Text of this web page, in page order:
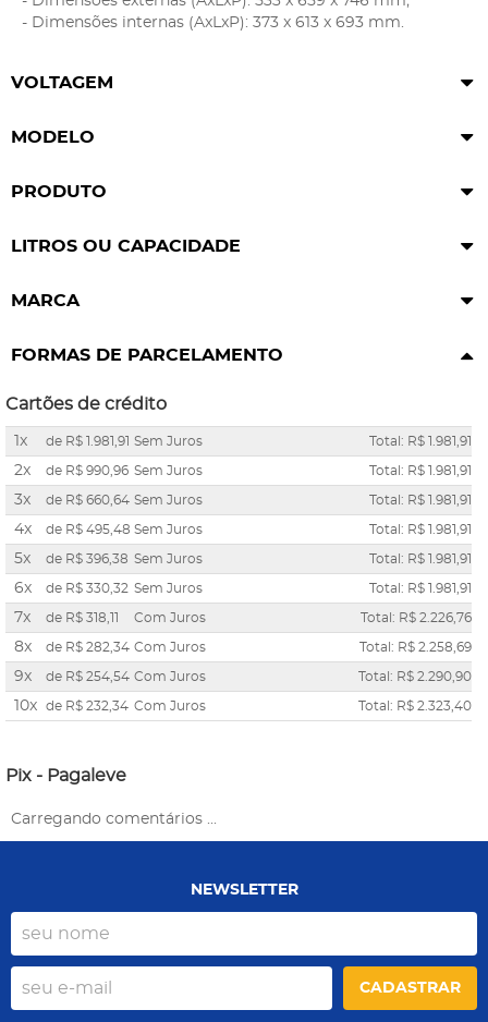
- Dimensões internas (AxLxP): 373 x 613 x 693 mm.
VOLTAGEM
MODELO
PRODUTO
LITROS OU CAPACIDADE
MARCA
FORMAS DE PARCELAMENTO
Cartões de crédito
1x de R$ 1.981,91 Sem Juros Total: R$ 1.981,91
2x de R$ 990,96 Sem Juros Total: R$ 1.981,91
3x de R$ 660,64 Sem Juros Total: R$ 1.981,91
4x de R$ 495,48 Sem Juros Total: R$ 1.981,91
5x de R$ 396,38 Sem Juros Total: R$ 1.981,91
6x de R$ 330,32 Sem Juros Total: R$ 1.981,91
7x de R$ 318,11 Com Juros Total: R$ 2.226,76
8x de R$ 282,34 Com Juros Total: R$ 2.258,69
9x de R$ 254,54 Com Juros Total: R$ 2.290,90
10x de R$ 232,34 Com Juros Total: R$ 2.323,40
Pix - Pagaleve
Carregando comentários ...
NEWSLETTER
CADASTRAR